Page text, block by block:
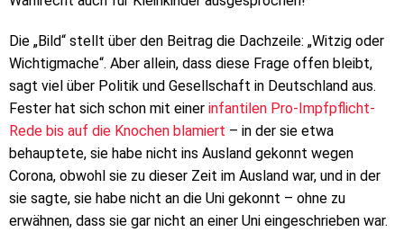
Die „Bild“ stellt über den Beitrag die Dachzeile: „Witzig oder
Wichtigmache“. Aber allein, dass diese Frage offen bleibt,
sagt viel über Politik und Gesellschaft in Deutschland aus.
Fester hat sich schon mit einer infantilen Pro-Impfpflicht-
Rede bis auf die Knochen blamiert – in der sie etwa
behauptete, sie habe nicht ins Ausland gekonnt wegen
Corona, obwohl sie zu dieser Zeit im Ausland war, und in der
sie sagte, sie habe nicht an die Uni gekonnt – ohne zu
erwähnen, dass sie gar nicht an einer Uni eingeschrieben war.